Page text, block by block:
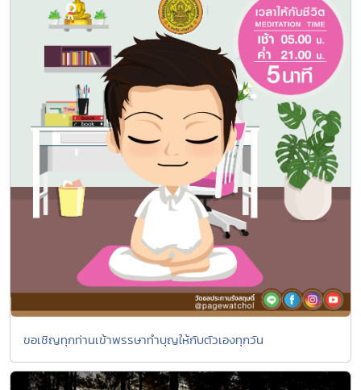
ขอเชิญทุกท่านเข้าพรรษาทำบุญให้กับตัวเองทุกวัน